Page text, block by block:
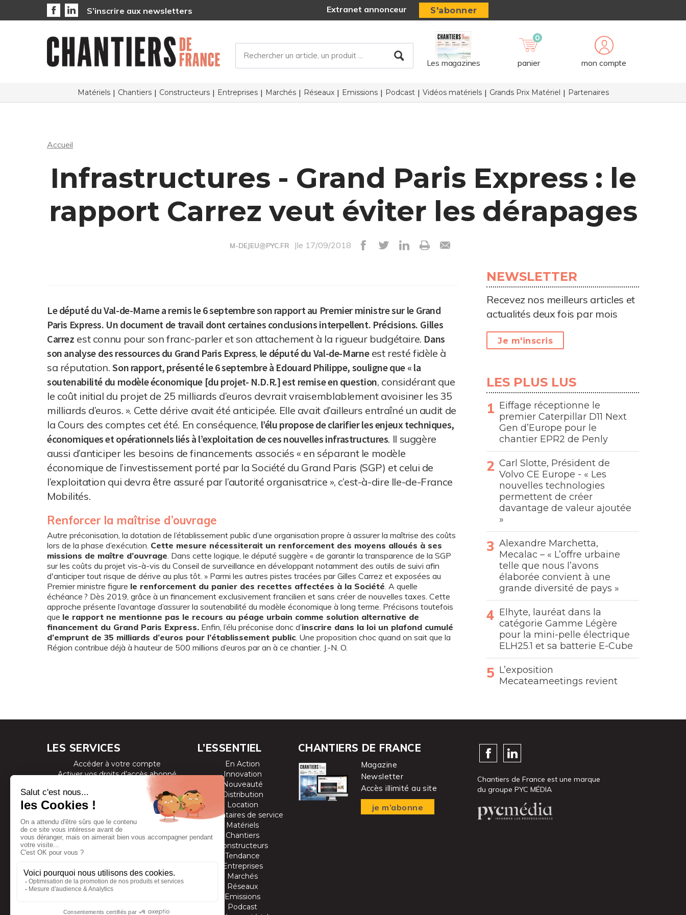
S’inscrire aux newsletters Extranet annonceur S'abonner
Les magazines
0
panier mon compte
Matériels Chantiers Constructeurs Entreprises Marchés Réseaux Emissions Podcast Vidéos matériels Grands Prix Matériel Partenaires
Accueil
Infrastructures - Grand Paris Express : le
rapport Carrez veut éviter les dérapages
M-DEJEU@PYC.FR |le 17/09/2018
Le député du Val-de-Marne a remis le 6 septembre son rapport au Premier ministre sur le Grand
Paris Express. Un document de travail dont certaines conclusions interpellent. Précisions. Gilles
Carrez est connu pour son franc-parler et son attachement à la rigueur budgétaire. Dans
son analyse des ressources du Grand Paris Express, le député du Val-de-Marneest resté fidèle à
sa réputation.Son rapport, présenté le 6 septembre à Edouard Philippe, souligne que « la
soutenabilité du modèle économique [du projet- N.D.R.] est remise en question, considérant que
le coût initial du projet de 25 milliards d’euros devrait vraisemblablement avoisiner les 35
milliards d’euros. ». Cette dérive avait été anticipée. Elle avait d’ailleurs entraîné un audit de
la Cours des comptes cet été. En conséquence, l’élu propose de clarifier les enjeux techniques,
économiques et opérationnels liés à l’exploitation de ces nouvelles infrastructures. Il suggère
aussi d’anticiper les besoins de financements associés « en séparant le modèle
économique de l’investissement porté par la Société du Grand Paris (SGP) et celui de
l’exploitation qui devra être assuré par l’autorité organisatrice », c’est-à-dire Ile-de-France
Mobilités.
Renforcer la maîtrise d’ouvrage
Autre préconisation, la dotation de l’établissement public d’une organisation propre à assurer la maîtrise des coûts
lors de la phase d’exécution. Cette mesure nécessiterait un renforcement des moyens alloués à ses
missions de maître d’ouvrage. Dans cette logique, le député suggère « de garantir la transparence de la SGP
sur les coûts du projet vis-à-vis du Conseil de surveillance en développant notamment des outils de suivi afin
d'anticiper tout risque de dérive au plus tôt. » Parmi les autres pistes tracées par Gilles Carrez et exposées au
Premier ministre figure le renforcement du panier des recettes affectées à la Société. A quelle
échéance ? Dès 2019, grâce à un financement exclusivement francilien et sans créer de nouvelles taxes. Cette
approche présente l’avantage d’assurer la soutenabilité du modèle économique à long terme. Précisons toutefois
que le rapport ne mentionne pas le recours au péage urbain comme solution alternative de
financement du Grand Paris Express. Enfin, l’élu préconise donc d’inscrire dans la loi un plafond cumulé
d’emprunt de 35 milliards d’euros pour l’établissement public. Une proposition choc quand on sait que la
Région contribue déjà à hauteur de 500 millions d’euros par an à ce chantier. J.-N. O.
NEWSLETTER
Recevez nos meilleurs articles et
actualités deux fois par mois
Je m'inscris
LES PLUS LUS
Eiffage réceptionne le
premier Caterpillar D11 Next
Gen d’Europe pour le
chantier EPR2 de Penly
Carl Slotte, Président de
Volvo CE Europe - « Les
nouvelles technologies
permettent de créer
davantage de valeur ajoutée
»
Alexandre Marchetta,
Mecalac – « L’offre urbaine
telle que nous l’avons
élaborée convient à une
grande diversité de pays »
Elhyte, lauréat dans la
catégorie Gamme Légère
pour la mini-pelle électrique
ELH25.1 et sa batterie E-Cube
L’exposition
Mecateameetings revient
LES SERVICES
Accéder à votre compte
Activer vos droits d’accès abonné
Consulter les magazines
S’inscrire aux newsletters
Devenir annonceur
Se connecter à l’extranet annonceur
Nous contacter
L’ESSENTIEL
En Action
Innovation
Nouveauté
Distribution
Location
Prestataires de service
Matériels
Chantiers
Constructeurs
Tendance
Entreprises
Marchés
Réseaux
Emissions
Podcast
CHANTIERS DE FRANCE
Magazine
Newsletter
Accès illimité au site
je m’abonne
Chantiers de France est une marque
du groupe PYC MÉDIA